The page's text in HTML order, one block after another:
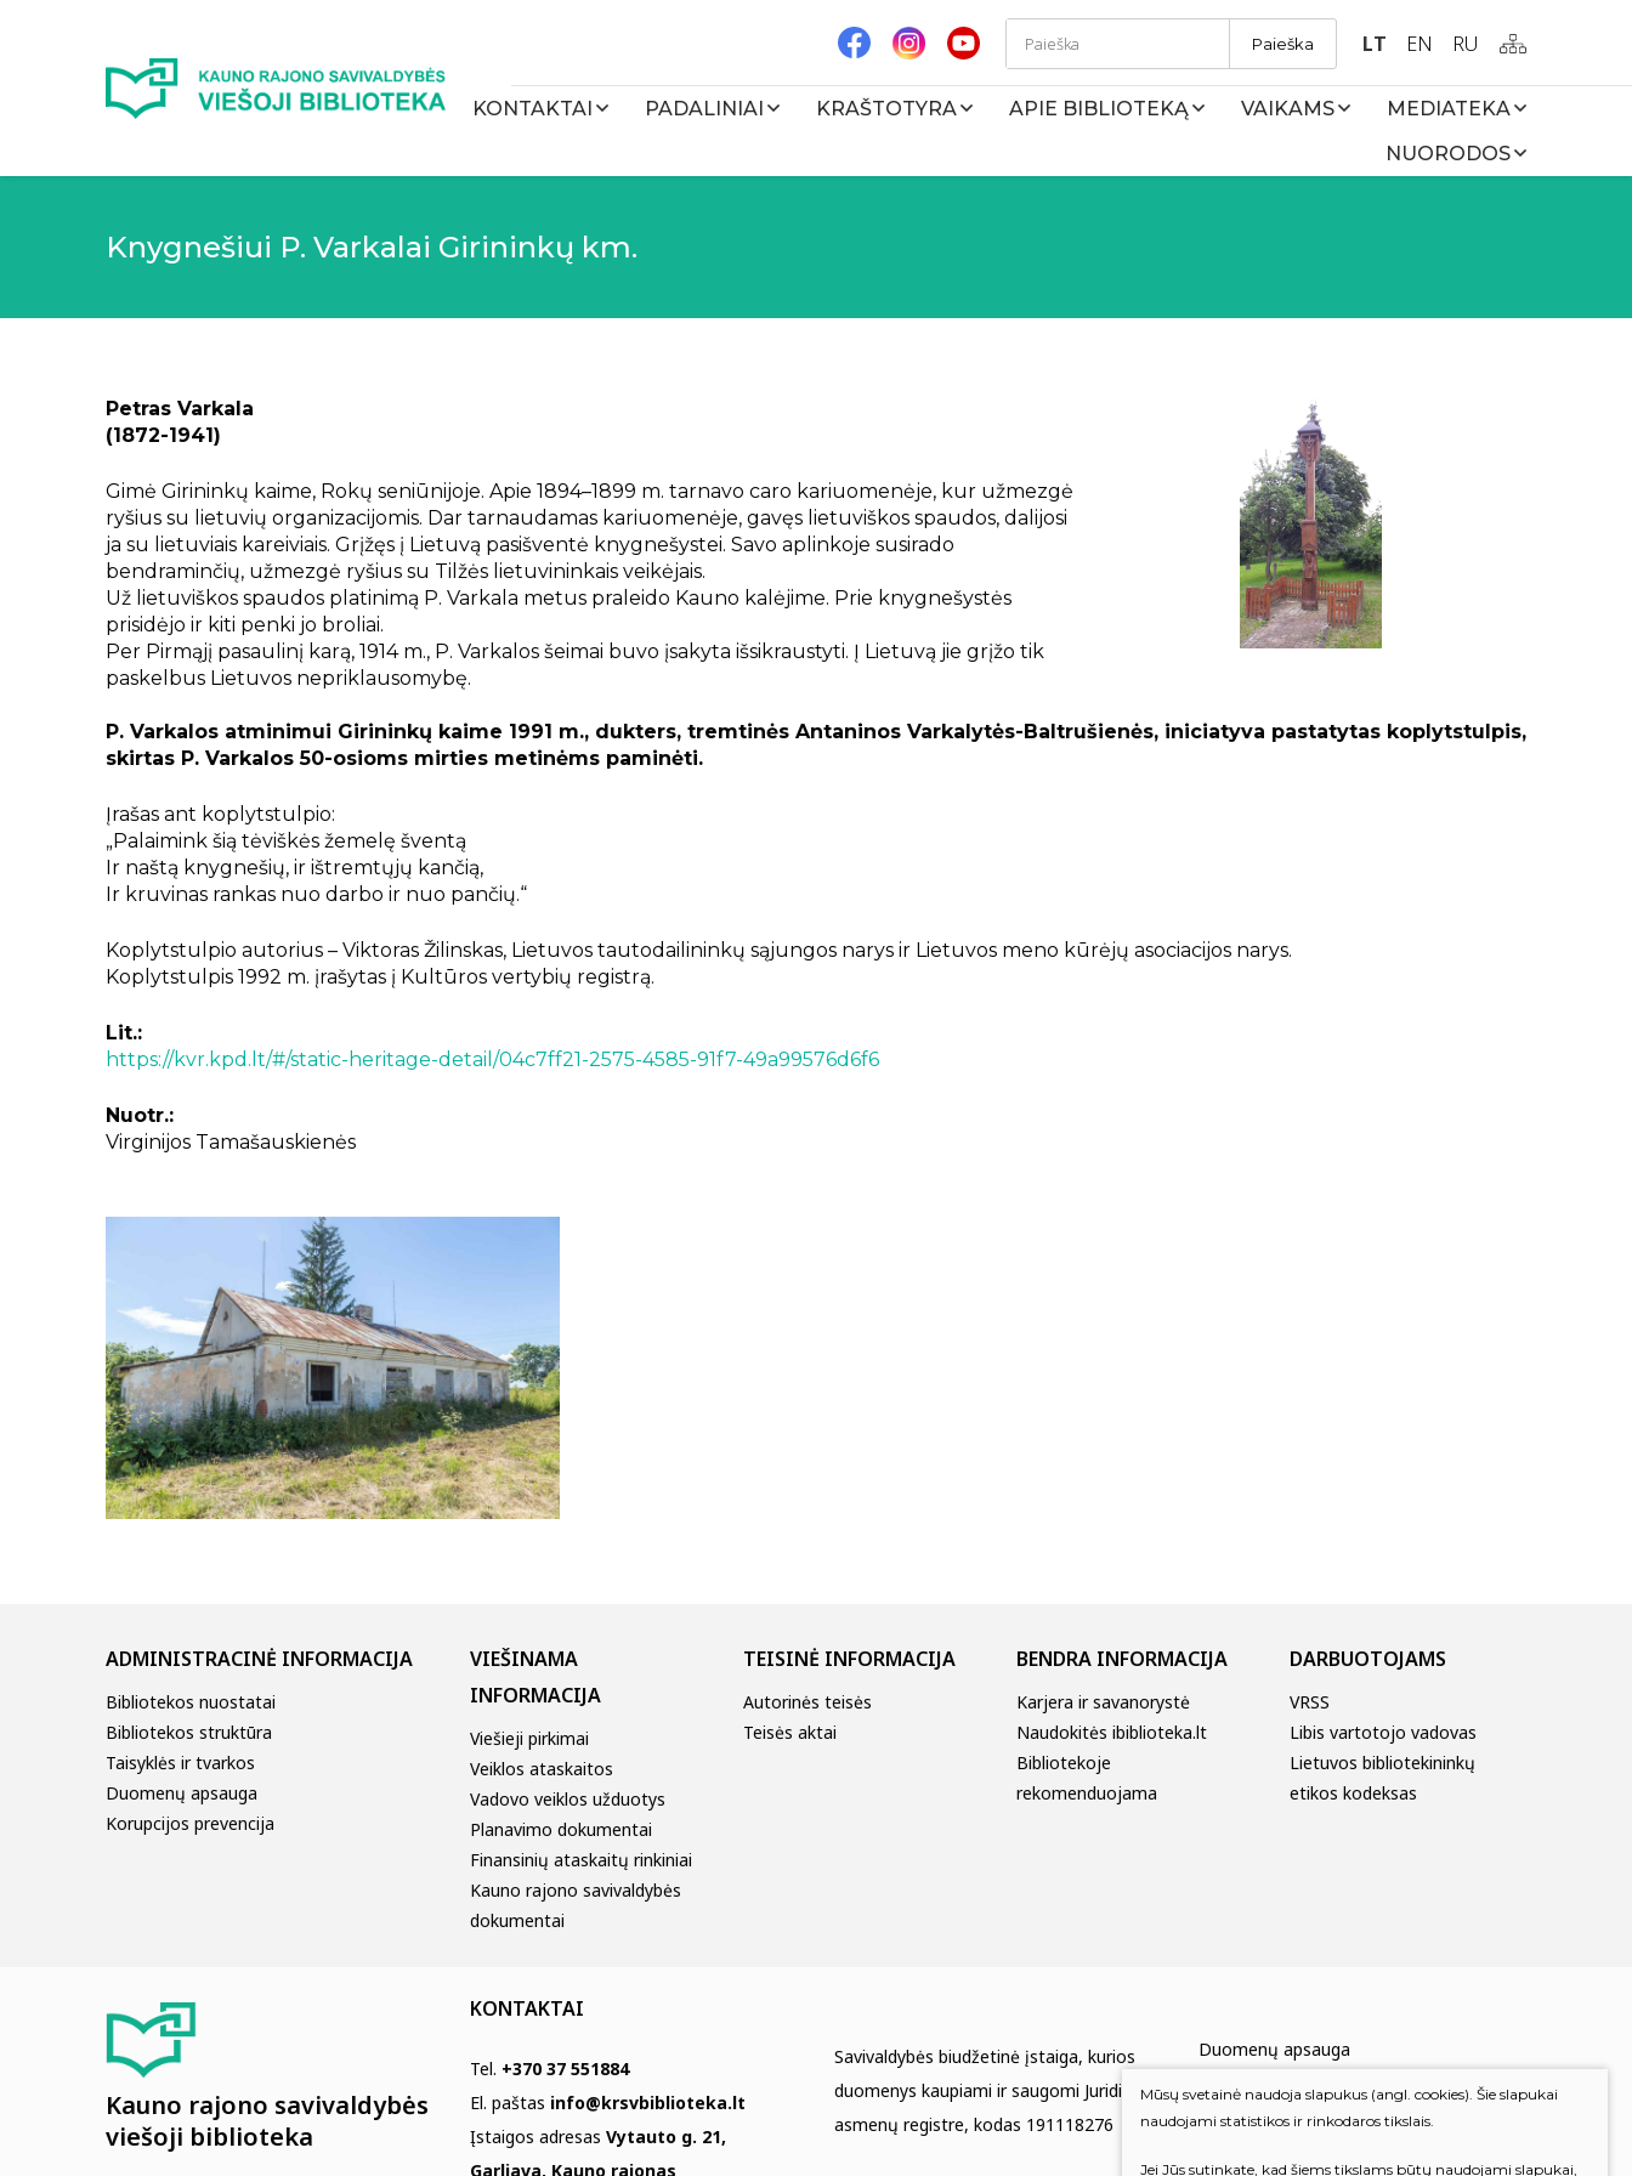
Paieška LT EN RU
KONTAKTAI PADALINIAI KRAŠTOTYRA APIE BIBLIOTEKĄ VAIKAMS
MEDIATEKA
NUORODOS
Knygnešiui P. Varkalai Girininkų km.
Petras Varkala
(1872-1941)
Gimė Girininkų kaime, Rokų seniūnijoje. Apie 1894–1899 m. tarnavo caro kariuomenėje, kur užmezgė
ryšius su lietuvių organizacijomis. Dar tarnaudamas kariuomenėje, gavęs lietuviškos spaudos, dalijosi
ja su lietuviais kareiviais. Grįžęs į Lietuvą pasišventė knygnešystei. Savo aplinkoje susirado
bendraminčių, užmezgė ryšius su Tilžės lietuvininkais veikėjais.
Už lietuviškos spaudos platinimą P. Varkala metus praleido Kauno kalėjime. Prie knygnešystės
prisidėjo ir kiti penki jo broliai.
Per Pirmąjį pasaulinį karą, 1914 m., P. Varkalos šeimai buvo įsakyta išsikraustyti. Į Lietuvą jie grįžo tik
paskelbus Lietuvos nepriklausomybę.
P. Varkalos atminimui Girininkų kaime 1991 m., dukters, tremtinės Antaninos Varkalytės-Baltrušienės, iniciatyva pastatytas koplytstulpis,
skirtas P. Varkalos 50-osioms mirties metinėms paminėti.
Įrašas ant koplytstulpio:
„Palaimink šią tėviškės žemelę šventą
Ir naštą knygnešių, ir ištremtųjų kančią,
Ir kruvinas rankas nuo darbo ir nuo pančių.“
Koplytstulpio autorius – Viktoras Žilinskas, Lietuvos tautodailininkų sąjungos narys ir Lietuvos meno kūrėjų asociacijos narys.
Koplytstulpis 1992 m. įrašytas į Kultūros vertybių registrą.
Lit.:
https://kvr.kpd.lt/#/static-heritage-detail/04c7ff21-2575-4585-91f7-49a99576d6f6
Nuotr.:
Virginijos Tamašauskienės
ADMINISTRACINĖ INFORMACIJA
Bibliotekos nuostatai
Bibliotekos struktūra
Taisyklės ir tvarkos
Duomenų apsauga
Korupcijos prevencija
VIEŠINAMA
INFORMACIJA
Viešieji pirkimai
Veiklos ataskaitos
Vadovo veiklos užduotys
Planavimo dokumentai
Finansinių ataskaitų rinkiniai
Kauno rajono savivaldybės
dokumentai
TEISINĖ INFORMACIJA
Autorinės teisės
Teisės aktai
BENDRA INFORMACIJA
Karjera ir savanorystė
Naudokitės ibiblioteka.lt
Bibliotekoje
rekomenduojama
DARBUOTOJAMS
VRSS
Libis vartotojo vadovas
Lietuvos bibliotekininkų
etikos kodeksas
Kauno rajono savivaldybės
viešoji biblioteka
KONTAKTAI
Tel. +370 37 551884
El. paštas info@krsvbiblioteka.lt
Įstaigos adresas Vytauto g. 21,
Garliava, Kauno rajonas
Savivaldybės biudžetinė įstaiga, kurios
duomenys kaupiami ir saugomi Juridinių
asmenų registre, kodas 191118276
Duomenų apsauga
Mūsų svetainė naudoja slapukus (angl. cookies). Šie slapukai
naudojami statistikos ir rinkodaros tikslais.
Jei Jūs sutinkate, kad šiems tikslams būtų naudojami slapukai,